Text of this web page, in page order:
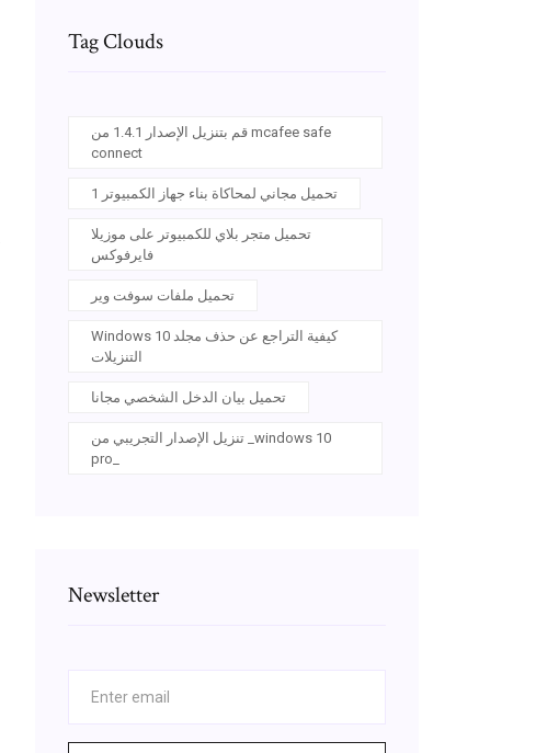
Tag Clouds
قم بتنزيل الإصدار 1.4.1 من mcafee safe
connect
تحميل مجاني لمحاكاة بناء جهاز الكمبيوتر 1
تحميل متجر بلاي للكمبيوتر على موزيلا
فايرفوكس
تحميل ملفات سوفت وير
Windows 10 كيفية التراجع عن حذف مجلد
التنزيلات
تحميل بيان الدخل الشخصي مجانا
تنزيل الإصدار التجريبي من _windows 10
pro_
Newsletter